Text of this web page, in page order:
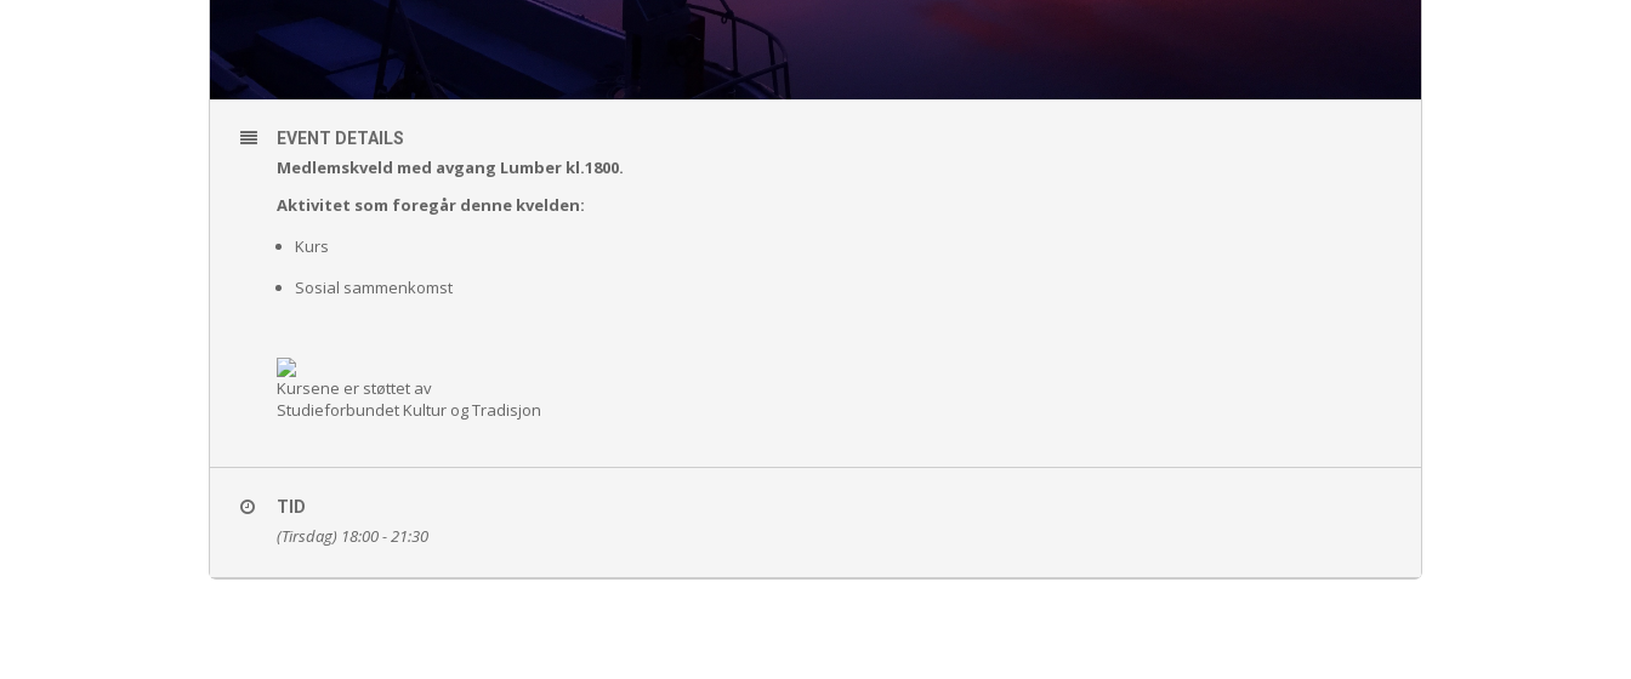
EVENT DETAILS
Medlemskveld med avgang Lumber kl.1800.
Aktivitet som foregår denne kvelden:
Kurs
Sosial sammenkomst
Kursene er støttet av
Studieforbundet Kultur og Tradisjon
TID
(Tirsdag) 18:00 - 21:30